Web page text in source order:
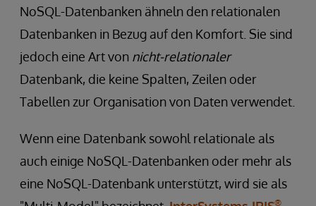
NoSQL-Datenbanken ähneln den relationalen
Datenbanken in Bezug auf den Komfort. Sie sind
jedoch eine Art von nicht-relationaler
Datenbank, die keine Spalten, Zeilen oder
Tabellen zur Organisation von Daten verwendet.
Wenn eine Datenbank sowohl relationale als
auch einige NoSQL-Datenbanken oder mehr als
eine NoSQL-Datenbank unterstützt, wird sie als
®